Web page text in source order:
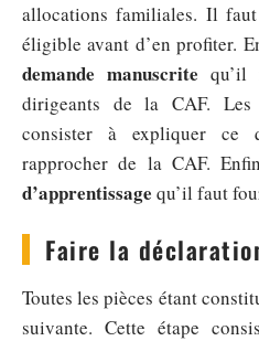
allocations familiales. Il
éligible avant d’en profiter.
demandemanuscrite qu’il
dirigeants de la CAF.
consister à expliquer
rapprocher de la CAF.
d’apprentissage qu’il faut
Faire la
Toutes les pièces étant
suivante. Cette étape